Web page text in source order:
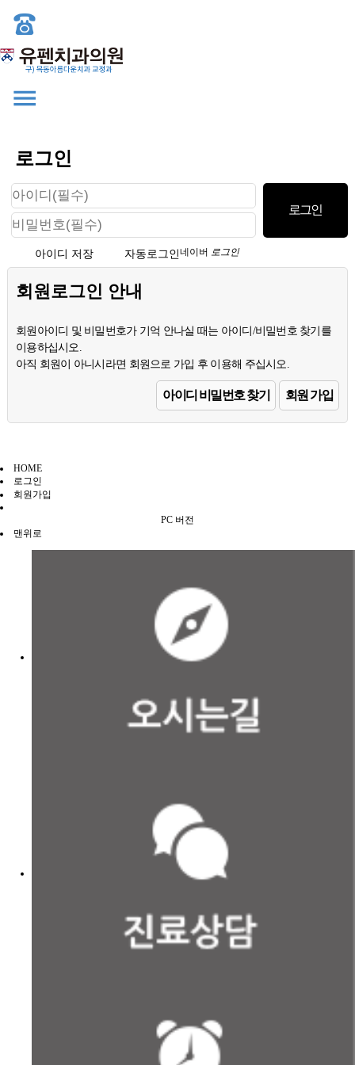
로그인
아이디 저장 자동로그인네이버 로그인
회원로그인 안내
회원아이디 및 비밀번호가 기억 안나실 때는 아이디/비밀번호 찾기를
이용하십시오.
아직 회원이 아니시라면 회원으로 가입 후 이용해 주십시오.
아이디 비밀번호 찾기 회원 가입
HOME
로그인
회원가입
PC 버전
맨위로